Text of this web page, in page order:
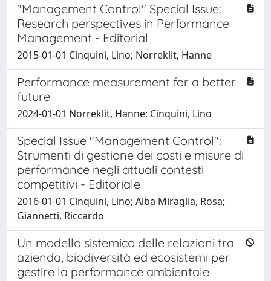
"Management Control" Special Issue:
Research perspectives in Performance
Management - Editorial
2015-01-01 Cinquini, Lino; Norreklit, Hanne
Performance measurement for a better
future
2024-01-01 Norreklit, Hanne; Cinquini, Lino
Special Issue "Management Control":
Strumenti di gestione dei costi e misure di
performance negli attuali contesti
competitivi - Editoriale
2016-01-01 Cinquini, Lino; Alba Miraglia, Rosa;
Giannetti, Riccardo
Un modello sistemico delle relazioni tra
azienda, biodiversità ed ecosistemi per
gestire la performance ambientale